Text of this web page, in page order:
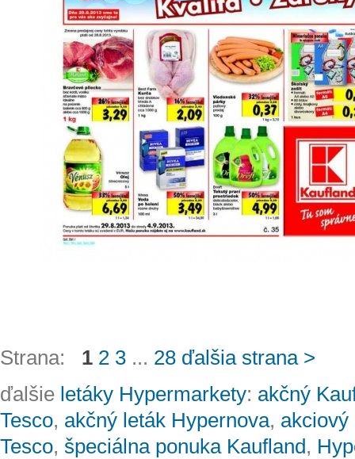
Strana: 1 2 3 ... 28 ďalšia strana >
ďalšie letáky Hypermarkety: akčný
Tesco, akčný leták Hypernova, akciový
Tesco, špeciálna ponuka Kaufland,